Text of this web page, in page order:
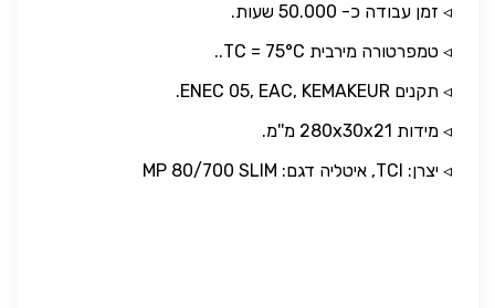
◃ זמן עבודה כ- 50.000 שעות.
◃ טמפרטורה מירבית TC = 75°C..
◃ תקנים ENEC 05, EAC, KEMAKEUR.
◃ מידות 280x30x21 מ''מ.
◃ יצרן: TCI, איטליה דגם: MP 80/700 SLIM